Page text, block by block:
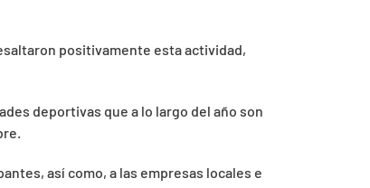
positivamente esta actividad,
deportivas que a lo largo del año son
así como, a las empresas locales e